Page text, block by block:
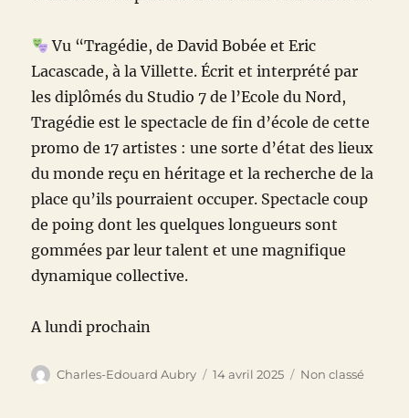
Vu “Tragédie, de David Bobée et Eric
Lacascade, à la Villette. Écrit et interprété par
les diplômés du Studio 7 de l’Ecole du Nord,
Tragédie est le spectacle de fin d’école de cette
promo de 17 artistes : une sorte d’état des lieux
du monde reçu en héritage et la recherche de la
place qu’ils pourraient occuper. Spectacle coup
de poing dont les quelques longueurs sont
gommées par leur talent et une magnifique
dynamique collective.
A lundi prochain
Auteur
Charles-Edouard Aubry
Publié
14 avril 2025 Catégories
Non classé